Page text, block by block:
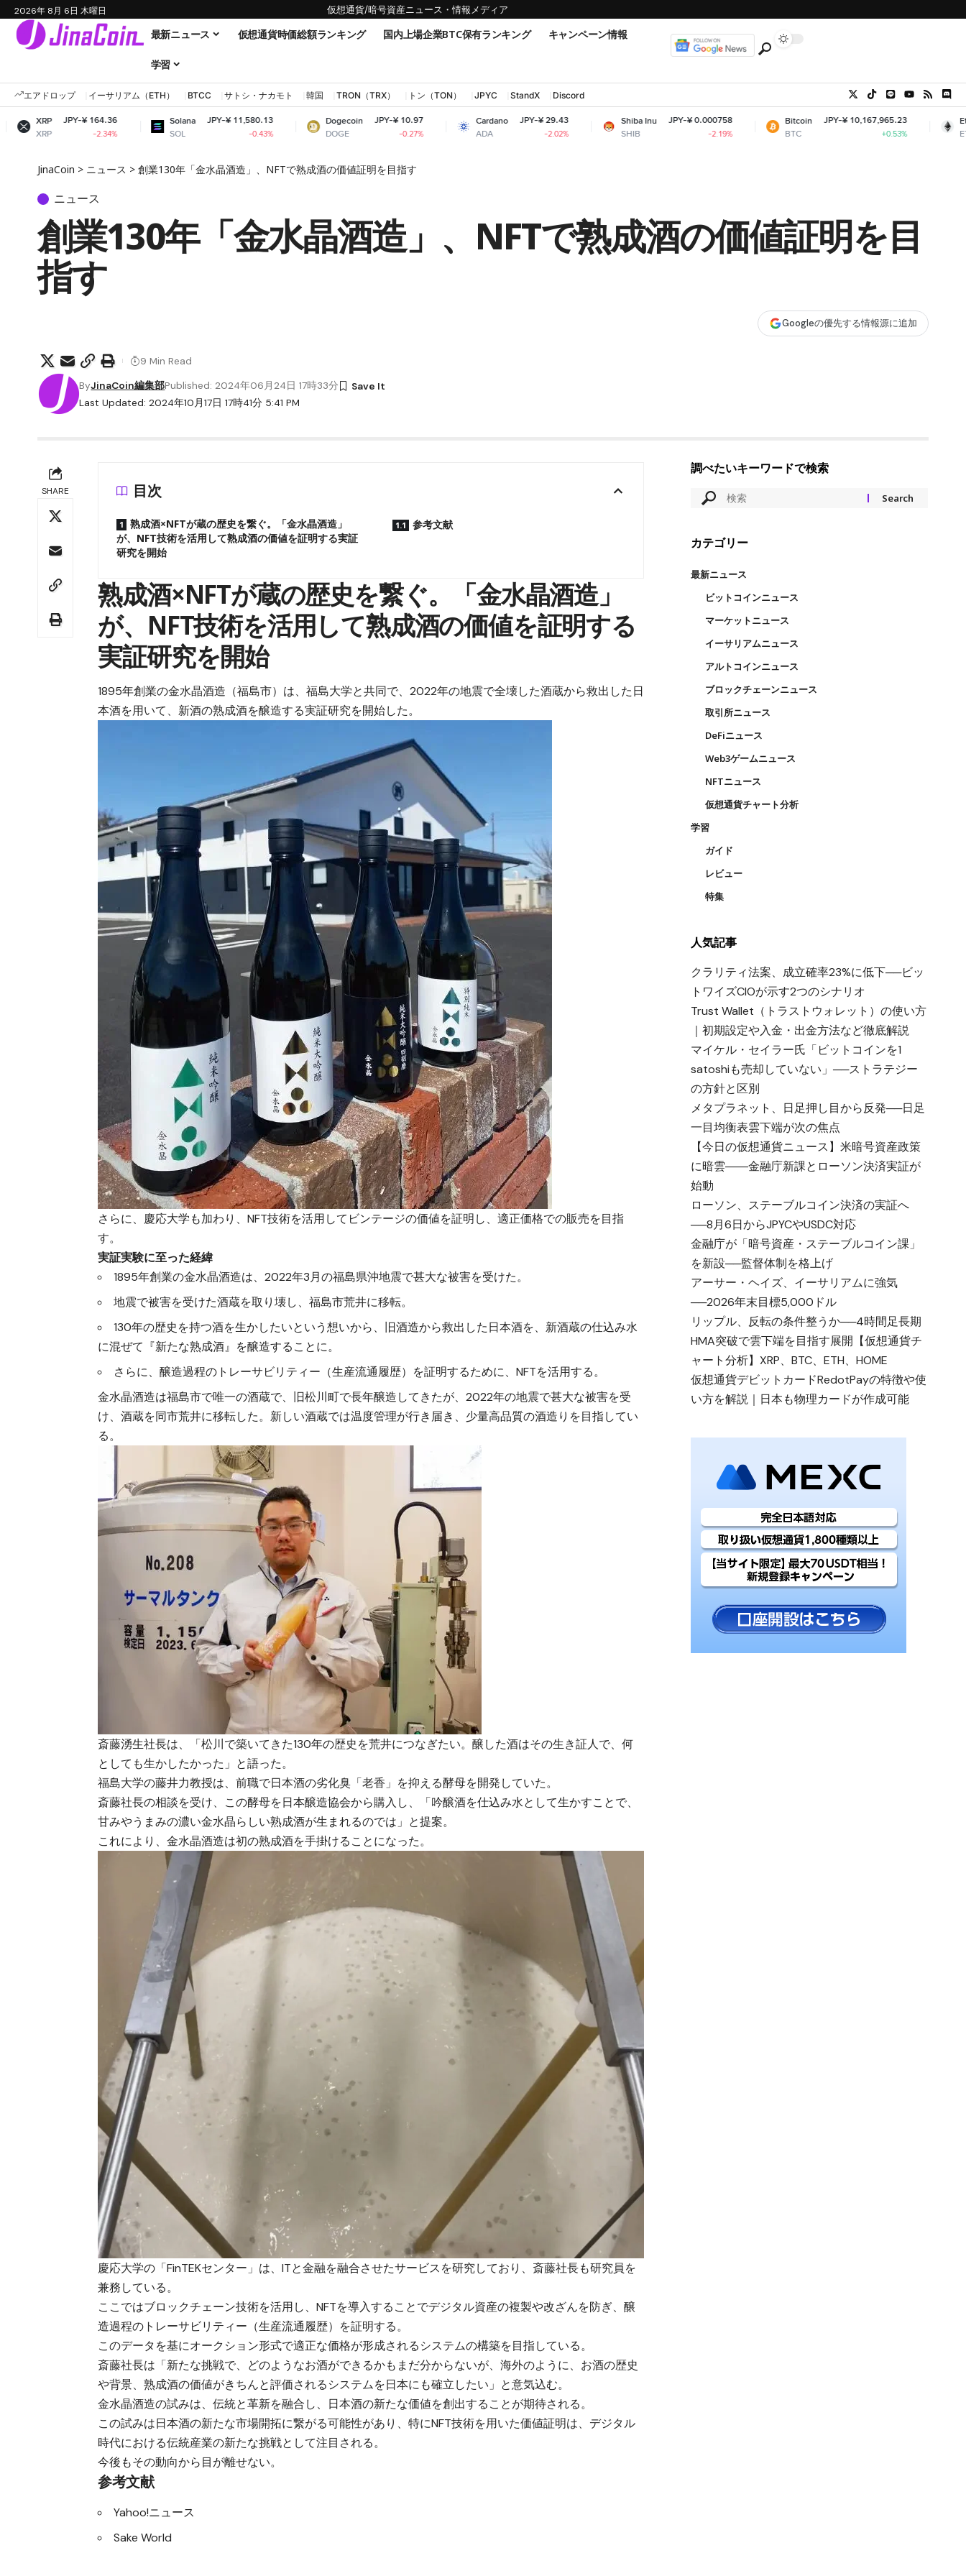
2026年 8月 6日 木曜日 仮想通貨/暗号資産ニュース・情報メディア
最新ニュース 仮想通貨時価総額ランキング 国内上場企業BTC保有ランキング キャンペーン情報
学習
エアドロップ イーサリアム（ETH） BTCC サトシ・ナカモト 韓国 TRON（TRX） トン（TON） JPYC StandX Discord
¥ 164.36
-2.34%
Solana
SOL
JPY-¥ 11,580.13
-0.43%
Dogecoin
DOGE
JPY-¥ 10.97
-0.27%
Cardano
ADA
JPY-¥ 29.43
-2.02%
Shiba Inu
SHIB
JPY-¥ 0.000758
Bitcoin
BTC
JPY-¥ 10,167,965.23
Ethereum
ETH
JinaCoin > ニュース > 創業130年「金水晶酒造」、NFTで熟成酒の価値証明を目指す
ニュース
創業130年「金水晶酒造」、NFTで熟成酒の価値証明を目
指す
Googleの優先する情報源に追加
Last Updated: 2024年10月17日 17時41分 5:41 PM
ByJinaCoin編集部Published: 2024年06月24日 17時33分
9 Min Read
SHARE 目次
熟成酒×NFTが蔵の歴史を繋ぐ。「金水晶酒造」
が、NFT技術を活用して熟成酒の価値を証明する実証
研究を開始
参考文献
熟成酒×NFTが蔵の歴史を繋ぐ。「金水晶酒造」
が、NFT技術を活用して熟成酒の価値を証明する
実証研究を開始
1895年創業の金水晶酒造（福島市）は、福島大学と共同で、2022年の地震で全壊した酒蔵から救出した日
本酒を用いて、新酒の熟成酒を醸造する実証研究を開始した。
さらに、慶応大学も加わり、NFT技術を活用してビンテージの価値を証明し、適正価格での販売を目指
す。
実証実験に至った経緯
1895年創業の金水晶酒造は、2022年3月の福島県沖地震で甚大な被害を受けた。
地震で被害を受けた酒蔵を取り壊し、福島市荒井に移転。
130年の歴史を持つ酒を生かしたいという想いから、旧酒造から救出した日本酒を、新酒蔵の仕込み水
に混ぜて『新たな熟成酒』を醸造することに。
さらに、醸造過程のトレーサビリティー（生産流通履歴）を証明するために、NFTを活用する。
金水晶酒造は福島市で唯一の酒蔵で、旧松川町で長年醸造してきたが、2022年の地震で甚大な被害を受
け、酒蔵を同市荒井に移転した。新しい酒蔵では温度管理が行き届き、少量高品質の酒造りを目指してい
る。
斎藤湧生社長は、「松川で築いてきた130年の歴史を荒井につなぎたい。醸した酒はその生き証人で、何
としても生かしたかった」と語った。
福島大学の藤井力教授は、前職で日本酒の劣化臭「老香」を抑える酵母を開発していた。
斎藤社長の相談を受け、この酵母を日本醸造協会から購入し、「吟醸酒を仕込み水として生かすことで、
甘みやうまみの濃い金水晶らしい熟成酒が生まれるのでは」と提案。
これにより、金水晶酒造は初の熟成酒を手掛けることになった。
慶応大学の「FinTEKセンター」は、ITと金融を融合させたサービスを研究しており、斎藤社長も研究員を
兼務している。
ここではブロックチェーン技術を活用し、NFTを導入することでデジタル資産の複製や改ざんを防ぎ、醸
造過程のトレーサビリティー（生産流通履歴）を証明する。
このデータを基にオークション形式で適正な価格が形成されるシステムの構築を目指している。
斎藤社長は「新たな挑戦で、どのようなお酒ができるかもまだ分からないが、海外のように、お酒の歴史
や背景、熟成酒の価値がきちんと評価されるシステムを日本にも確立したい」と意気込む。
金水晶酒造の試みは、伝統と革新を融合し、日本酒の新たな価値を創出することが期待される。
この試みは日本酒の新たな市場開拓に繋がる可能性があり、特にNFT技術を用いた価値証明は、デジタル
時代における伝統産業の新たな挑戦として注目される。
今後もその動向から目が離せない。
参考文献
Yahoo!ニュース
Sake World
調べたいキーワードで検索
カテゴリー
最新ニュース
ビットコインニュース
マーケットニュース
イーサリアムニュース
アルトコインニュース
ブロックチェーンニュース
取引所ニュース
DeFiニュース
Web3ゲームニュース
NFTニュース
仮想通貨チャート分析
学習
ガイド
レビュー
特集
人気記事
クラリティ法案、成立確率23%に低下──ビッ
トワイズCIOが示す2つのシナリオ
Trust Wallet（トラストウォレット）の使い方
｜初期設定や入金・出金方法など徹底解説
マイケル・セイラー氏「ビットコインを1
satoshiも売却していない」──ストラテジー
の方針と区別
メタプラネット、日足押し目から反発──日足
一目均衡表雲下端が次の焦点
【今日の仮想通貨ニュース】米暗号資産政策
に暗雲――金融庁新課とローソン決済実証が
始動
ローソン、ステーブルコイン決済の実証へ
──8月6日からJPYCやUSDC対応
金融庁が「暗号資産・ステーブルコイン課」
を新設──監督体制を格上げ
アーサー・ヘイズ、イーサリアムに強気
──2026年末目標5,000ドル
リップル、反転の条件整うか──4時間足長期
HMA突破で雲下端を目指す展開【仮想通貨チ
ャート分析】XRP、BTC、ETH、HOME
仮想通貨デビットカードRedotPayの特徴や使
い方を解説｜日本も物理カードが作成可能